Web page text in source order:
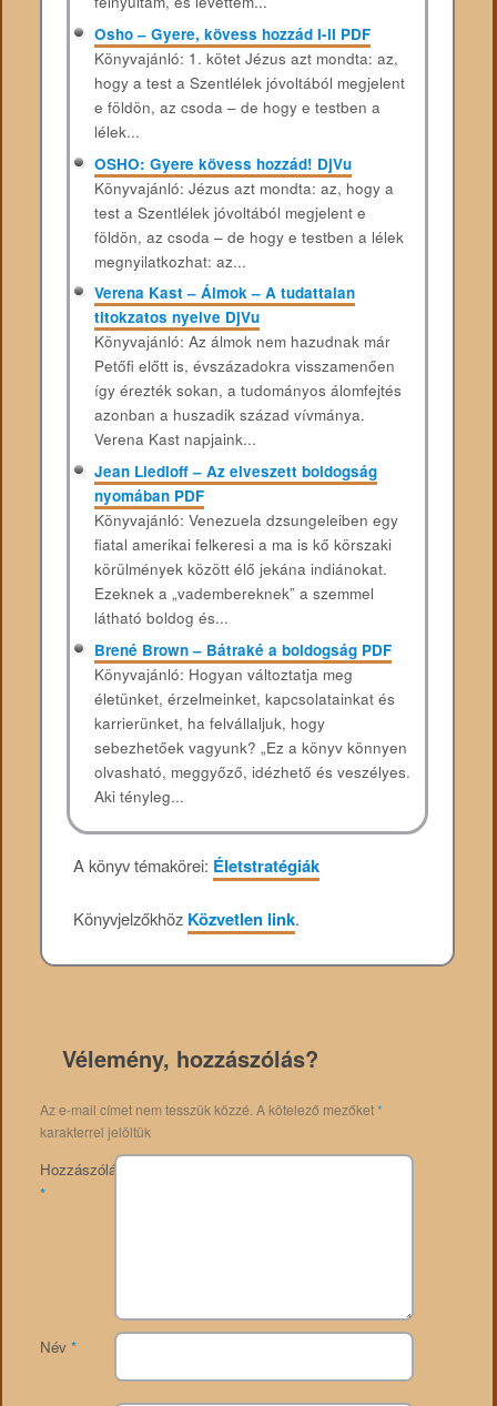
Osho – Gyere, kövess hozzád I-II PDF
Könyvajánló: 1. kötet Jézus azt mondta: az,
hogy a test a Szentlélek jóvoltából megjelent
e földön, az csoda – de hogy e testben a
lélek...
OSHO: Gyere kövess hozzád! DjVu
Könyvajánló: Jézus azt mondta: az, hogy a
test a Szentlélek jóvoltából megjelent e
földön, az csoda – de hogy e testben a lélek
megnyilatkozhat: az...
Verena Kast – Álmok – A tudattalan
titokzatos nyelve DjVu
Könyvajánló: Az álmok nem hazudnak már
Petőfi előtt is, évszázadokra visszamenően
így érezték sokan, a tudományos álomfejtés
azonban a huszadik század vívmánya.
Verena Kast napjaink...
Jean Liedloff – Az elveszett boldogság
nyomában PDF
Könyvajánló: Venezuela dzsungeleiben egy
fiatal amerikai felkeresi a ma is kő körszaki
körülmények között élő jekána indiánokat.
Ezeknek a „vadembereknek” a szemmel
látható boldog és...
Brené Brown – Bátraké a boldogság PDF
Könyvajánló: Hogyan ​​változtatja meg
életünket, érzelmeinket, kapcsolatainkat és
karrierünket, ha felvállaljuk, hogy
sebezhetőek vagyunk? „Ez a könyv könnyen
olvasható, meggyőző, idézhető és veszélyes.
Aki tényleg...
A könyv témakörei: Életstratégiák
Könyvjelzőkhöz Közvetlen link.
Vélemény, hozzászólás?
Az e-mail címet nem tesszük közzé.A kötelező mezőket*
karakterrel jelöltük
Hozzászólás
*
Név *